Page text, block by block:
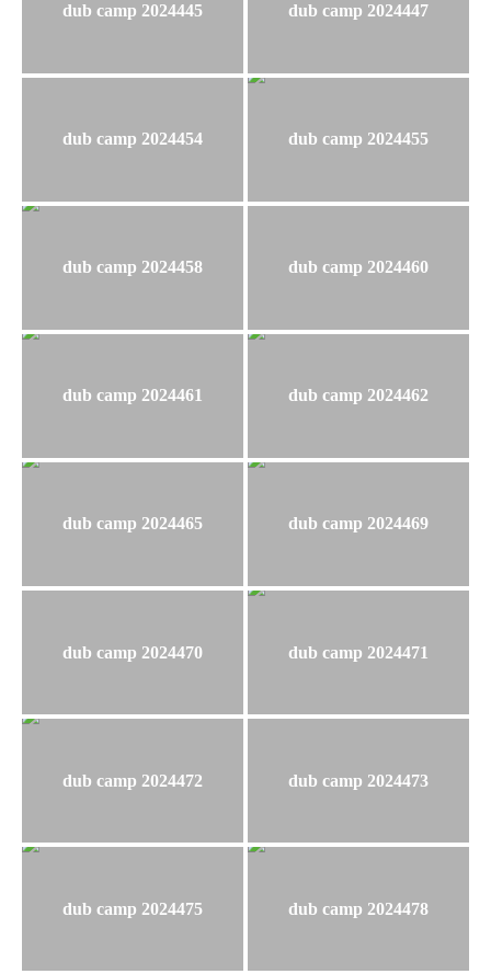
dub camp 2024445 dub camp 2024447
dub camp 2024454 dub camp 2024455
dub camp 2024458 dub camp 2024460
dub camp 2024461 dub camp 2024462
dub camp 2024465 dub camp 2024469
dub camp 2024470 dub camp 2024471
dub camp 2024472 dub camp 2024473
dub camp 2024475 dub camp 2024478